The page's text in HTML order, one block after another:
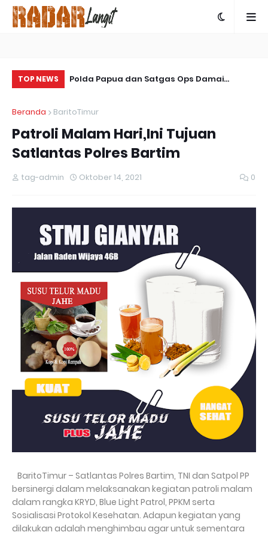
TOP NEWS
Belitung
Polda Papua dan Satgas Ops Damai
Penembakan Warga Sipil di Yalimo
Beranda
BaritoTimur
Patroli Malam Hari,Ini Tujuan
Satlantas Polres Bartim
tag-admin Oktober 14, 2021 0
BaritoTimur – Satlantas Polres Bartim, TNI dan Satpol PP
bersinergi dalam melaksanakan kegiatan patroli malam
dalam rangka KRYD, Blue Light Patrol, PPKM serta
Sosialisasi Protokol Kesehatan. Adapun kegiatan yang
dilakukan adalah menghimbau agar untuk sementara